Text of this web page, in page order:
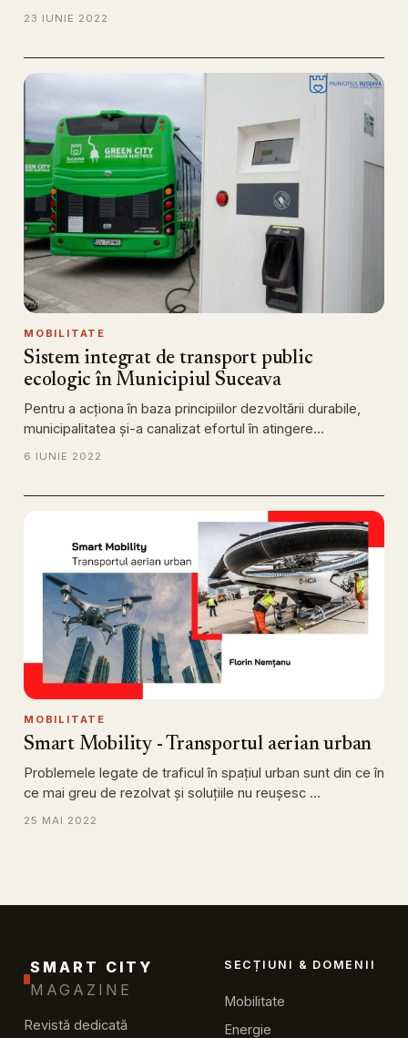
23 IUNIE 2022
MOBILITATE
Sistem integrat de transport public
ecologic în Municipiul Suceava
Pentru a acţiona în baza principiilor dezvoltării durabile,
municipalitatea și-a canalizat efortul în atingere…
6 IUNIE 2022
MOBILITATE
Smart Mobility - Transportul aerian urban
Problemele legate de traficul în spațiul urban sunt din ce în
ce mai greu de rezolvat și soluțiile nu reușesc …
25 MAI 2022
SMART CITY
MAGAZINE
Revistă dedicată
SECȚIUNI & DOMENII
Mobilitate
Energie